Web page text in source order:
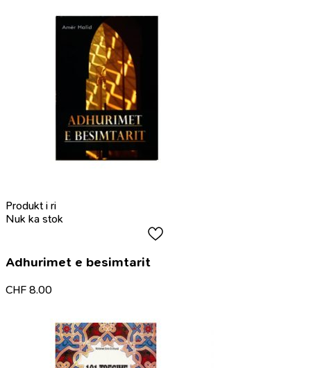
Produkt i ri
Nuk ka stok
Adhurimet e besimtarit
CHF 8.00